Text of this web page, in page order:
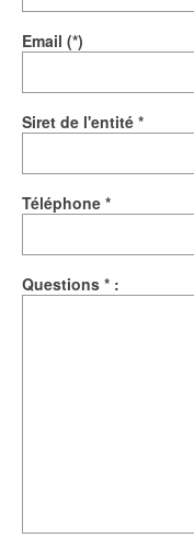
Email (*)
Siret de l'entité *
Téléphone *
Questions * :